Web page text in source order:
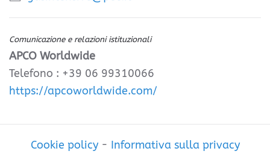
Comunicazione e relazioni istituzionali
APCO Worldwide
Telefono : +39 06 99310066
https://apcoworldwide.com/
Cookie policy- Informativa sulla privacy